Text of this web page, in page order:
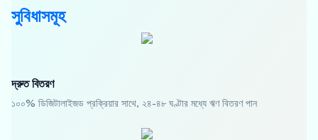
সুবিধাসমূহ
দ্রুত বিতরণ
১০০% ডিজিটালাইজড প্রক্রিয়ার সাথে, ২৪-৪৮ ঘণ্টার মধ্যে ঋণ বিতরণ পান